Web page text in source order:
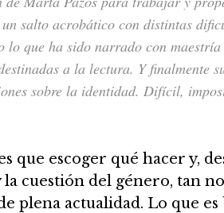
salto acrobático con distintas
lo que ha sido narrado con
a la lectura. Y finalmente
sobre la identidad. Difícil,
que escoger qué hacer y,
cuestión del género, tan
plena actualidad. Lo que es